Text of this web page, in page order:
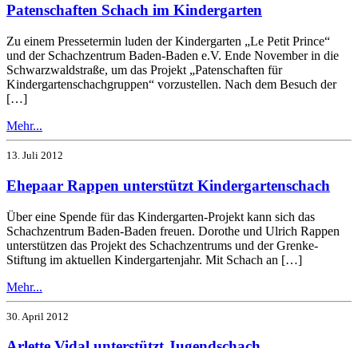
Patenschaften Schach im Kindergarten
Zu einem Pressetermin luden der Kindergarten „Le Petit Prince“
und der Schachzentrum Baden-Baden e.V. Ende November in die
Schwarzwaldstraße, um das Projekt „Patenschaften für
Kindergartenschachgruppen“ vorzustellen. Nach dem Besuch der
[…]
Mehr...
13. Juli 2012
Ehepaar Rappen unterstützt Kindergartenschach
Über eine Spende für das Kindergarten-Projekt kann sich das
Schachzentrum Baden-Baden freuen. Dorothe und Ulrich Rappen
unterstützen das Projekt des Schachzentrums und der Grenke-
Stiftung im aktuellen Kindergartenjahr. Mit Schach an […]
Mehr...
30. April 2012